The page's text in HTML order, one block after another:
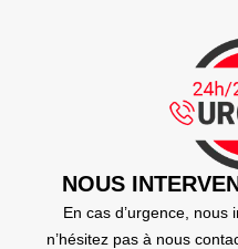
NOUS
En cas d’urgence, nous
n’hésitez pas à nous